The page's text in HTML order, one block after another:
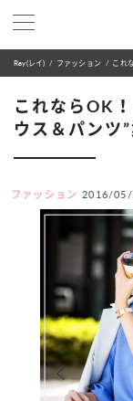
Ray(レイ) ファッション これ
これならOK
ウス＆パンツ
ファッション 2016/